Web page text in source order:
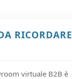
RICORDARE
virtuale B2B è